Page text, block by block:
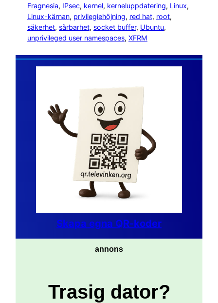
Fragnesia, IPsec, kernel, kerneluppdatering, Linux
Linux-kärnan, privilegiehöjning, red hat, root
säkerhet, sårbarhet, socket buffer, Ubuntu
unprivileged user namespaces, XFRM
Skapa egna QR-koder
annons
Trasig dator?